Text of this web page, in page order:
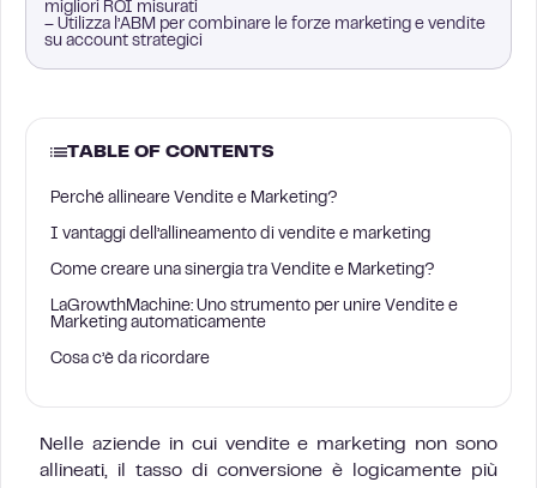
migliori ROI misurati
– Utilizza l’ABM per combinare le forze marketing e vendite
su account strategici
TABLE OF CONTENTS
Perché allineare Vendite e Marketing?
I vantaggi dell’allineamento di vendite e marketing
Come creare una sinergia tra Vendite e Marketing?
LaGrowthMachine: Uno strumento per unire Vendite e
Marketing automaticamente
Cosa c’è da ricordare
Nelle aziende in cui vendite e marketing non sono
allineati, il tasso di conversione è logicamente più